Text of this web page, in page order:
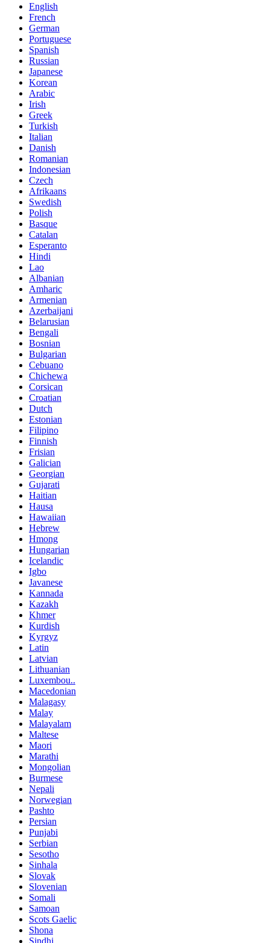
English
French
German
Portuguese
Spanish
Russian
Japanese
Korean
Arabic
Irish
Greek
Turkish
Italian
Danish
Romanian
Indonesian
Czech
Afrikaans
Swedish
Polish
Basque
Catalan
Esperanto
Hindi
Lao
Albanian
Amharic
Armenian
Azerbaijani
Belarusian
Bengali
Bosnian
Bulgarian
Cebuano
Chichewa
Corsican
Croatian
Dutch
Estonian
Filipino
Finnish
Frisian
Galician
Georgian
Gujarati
Haitian
Hausa
Hawaiian
Hebrew
Hmong
Hungarian
Icelandic
Igbo
Javanese
Kannada
Kazakh
Khmer
Kurdish
Kyrgyz
Latin
Latvian
Lithuanian
Luxembou..
Macedonian
Malagasy
Malay
Malayalam
Maltese
Maori
Marathi
Mongolian
Burmese
Nepali
Norwegian
Pashto
Persian
Punjabi
Serbian
Sesotho
Sinhala
Slovak
Slovenian
Somali
Samoan
Scots Gaelic
Shona
Sindhi